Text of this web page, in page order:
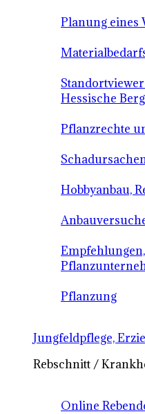
Planung eines
Hessische
Pflanzrechte
Hobbyanbau,
Pflanzung
Jungfeldpflege,
Rebschnitt /
Online